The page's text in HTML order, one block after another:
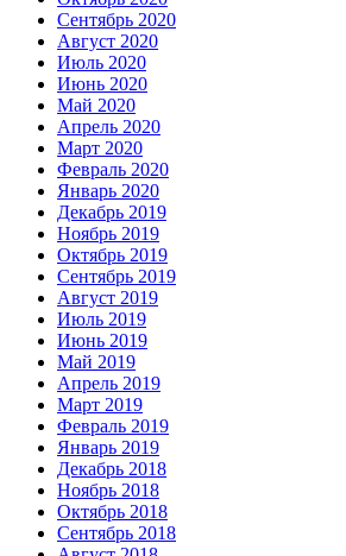
Сентябрь 2020
Август 2020
Июль 2020
Июнь 2020
Май 2020
Апрель 2020
Март 2020
Февраль 2020
Январь 2020
Декабрь 2019
Ноябрь 2019
Октябрь 2019
Сентябрь 2019
Август 2019
Июль 2019
Июнь 2019
Май 2019
Апрель 2019
Март 2019
Февраль 2019
Январь 2019
Декабрь 2018
Ноябрь 2018
Октябрь 2018
Сентябрь 2018